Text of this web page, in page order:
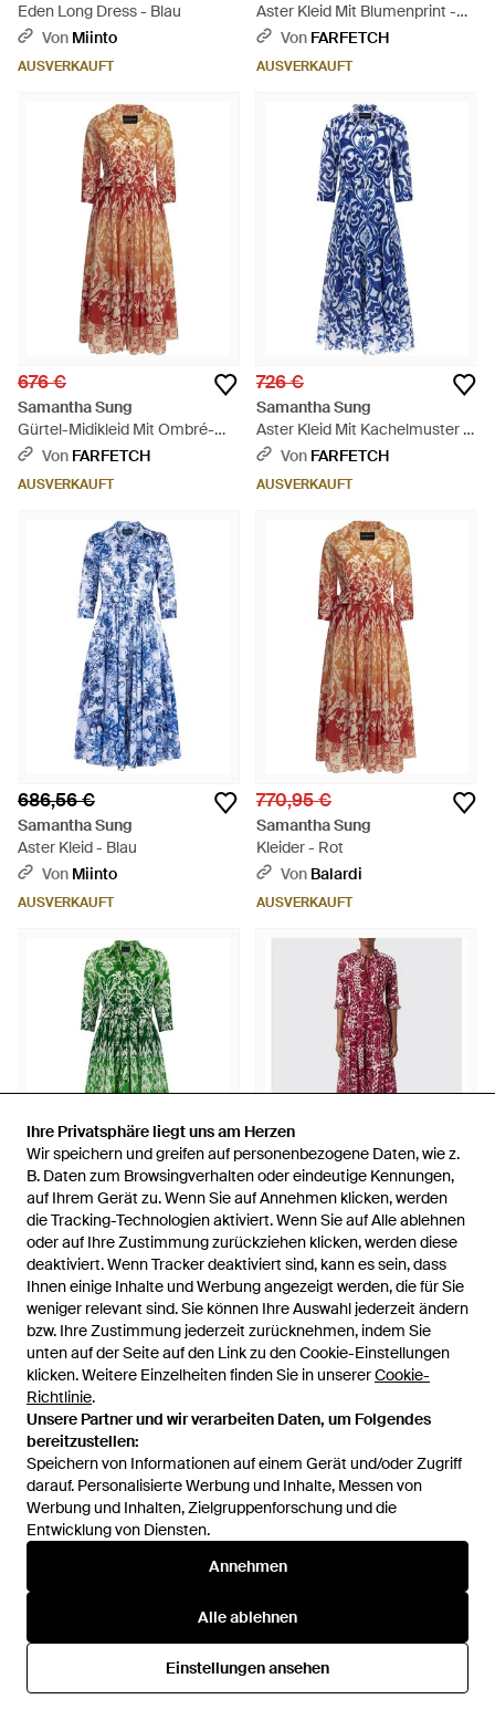
Ihre Privatsphäre liegt uns am Herzen
Wir speichern und greifen auf personenbezogene Daten, wie z.
B. Daten zum Browsingverhalten oder eindeutige Kennungen,
auf Ihrem Gerät zu. Wenn Sie auf Annehmen klicken, werden
die Tracking-Technologien aktiviert. Wenn Sie auf Alle ablehnen
oder auf Ihre Zustimmung zurückziehen klicken, werden diese
deaktiviert. Wenn Tracker deaktiviert sind, kann es sein, dass
Ihnen einige Inhalte und Werbung angezeigt werden, die für Sie
weniger relevant sind. Sie können Ihre Auswahl jederzeit ändern
bzw. Ihre Zustimmung jederzeit zurücknehmen, indem Sie
unten auf der Seite auf den Link zu den Cookie-Einstellungen
klicken. Weitere Einzelheiten finden Sie in unsererCookie-
Richtlinie.
Unsere Partner und wir verarbeiten Daten, um Folgendes
bereitzustellen:
Speichern von Informationen auf einem Gerät und/oder Zugriff
darauf. Personalisierte Werbung und Inhalte, Messen von
Werbung und Inhalten, Zielgruppenforschung und die
Entwicklung von Diensten.
Annehmen
Alle ablehnen
Einstellungen ansehen
Ihre Privatsphäre liegt uns am Herzen
Wir speichern und greifen auf personenbezogene Daten, wie z.
B. Daten zum Browsingverhalten oder eindeutige Kennungen,
auf Ihrem Gerät zu. Wenn Sie auf Annehmen klicken, werden
die Tracking-Technologien aktiviert. Wenn Sie auf Alle ablehnen
oder auf Ihre Zustimmung zurückziehen klicken, werden diese
deaktiviert. Wenn Tracker deaktiviert sind, kann es sein, dass
Ihnen einige Inhalte und Werbung angezeigt werden, die für Sie
weniger relevant sind. Sie können Ihre Auswahl jederzeit ändern
bzw. Ihre Zustimmung jederzeit zurücknehmen, indem Sie
unten auf der Seite auf den Link zu den Cookie-Einstellungen
klicken. Weitere Einzelheiten finden Sie in unsererCookie-
Richtlinie.
Unsere Partner und wir verarbeiten Daten, um Folgendes
bereitzustellen:
Speichern von Informationen auf einem Gerät und/oder Zugriff
darauf. Personalisierte Werbung und Inhalte, Messen von
Werbung und Inhalten, Zielgruppenforschung und die
Entwicklung von Diensten.
Annehmen
Alle ablehnen
Einstellungen ansehen
Eden Long Dress - Blau
Von Miinto
AUSVERKAUFT
Aster Kleid Mit Blumenprint -
WeißVon FARFETCH
AUSVERKAUFT
676 €
Samantha Sung
Gürtel-Midikleid Mit Ombré-
Effekt - Weiß
Von FARFETCH
AUSVERKAUFT
726 €
Samantha Sung
Aster Kleid Mit Kachelmuster -
BlauVon FARFETCH
AUSVERKAUFT
686,56 €
Samantha Sung
Aster Kleid - Blau
Von Miinto
AUSVERKAUFT
770,95 €
Samantha Sung
Kleider - Rot
Von Balardi
AUSVERKAUFT
767,50 €
Samantha Sung
Aster Midi Kleid - Grün
Von Miinto
AUSVERKAUFT
724,50 €
Samantha Sung
A-Linien-Midikleid Eden Aus
Baumwolle Mit Blumendruck -
Rot
VonGIGLIO.COM
724,50 €
Samantha Sung